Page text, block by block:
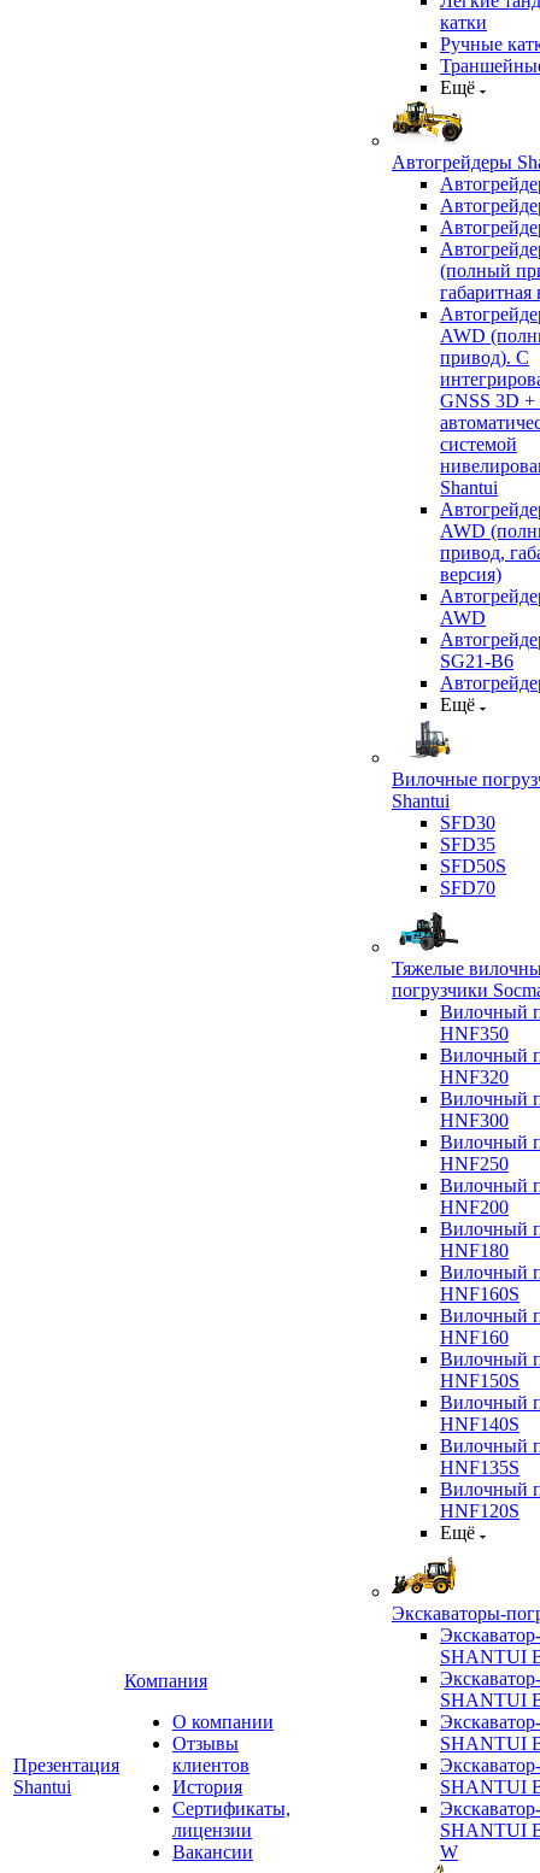
Презентация
Shantui
Компания
О компании
Отзывы
клиентов
История
Сертификаты,
лицензии
Вакансии
катки
Ручные
Ещё
Автогрейдеры
(полный
габаритная
AWD
привод). С
GNSS 3D +
системой
Shantui
AWD
привод,
версия)
AWD
SG21-B6
Ещё
Вилочные
Shantui
SFD30
SFD35
SFD50S
SFD70
Тяжелые
погрузчики
Вилочный
HNF350
Вилочный
HNF320
Вилочный
HNF300
Вилочный
HNF250
Вилочный
HNF200
Вилочный
HNF180
Вилочный
HNF160S
Вилочный
HNF160
Вилочный
HNF150S
Вилочный
HNF140S
Вилочный
HNF135S
Вилочный
HNF120S
Ещё
Экскаваторы-
SHANTUI
SHANTUI
SHANTUI
SHANTUI
SHANTUI
W